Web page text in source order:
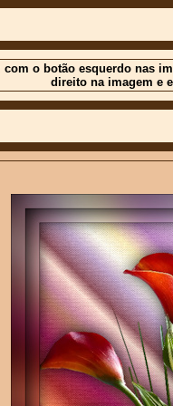
com o botão esquerdo nas
direito na imagem e